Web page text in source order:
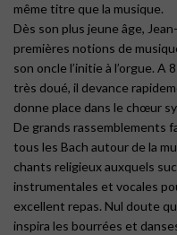
même titre que la musique.
Dès son plus jeune âge,
premières notions de
son oncle l’initie à l’orgue. A
très doué, il devance
donne place dans le chœur
De grands rassemblements
tous les Bach autour de la
chants religieux auxquels
instrumentales et vocales
excellent repas. Nul doute
inspira les bourrées et